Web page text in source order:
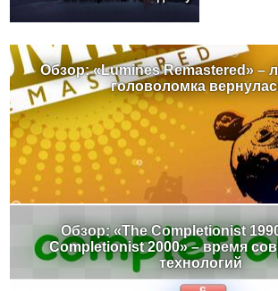
Обзор: «Lumines Remastered» –
головоломка
Обзор: «The Completionist
Completionist 2000» – время
технологий